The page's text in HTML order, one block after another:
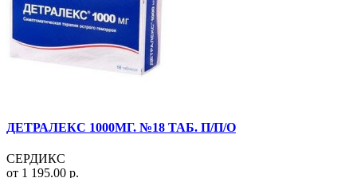
ДЕТРАЛЕКС 1000МГ. №18 ТАБ. П/П/О
СЕРДИКС
от 1 195.00 р.